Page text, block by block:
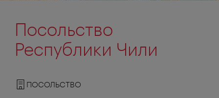
Посольство
Республики Чили
ПОСОЛЬСТВО